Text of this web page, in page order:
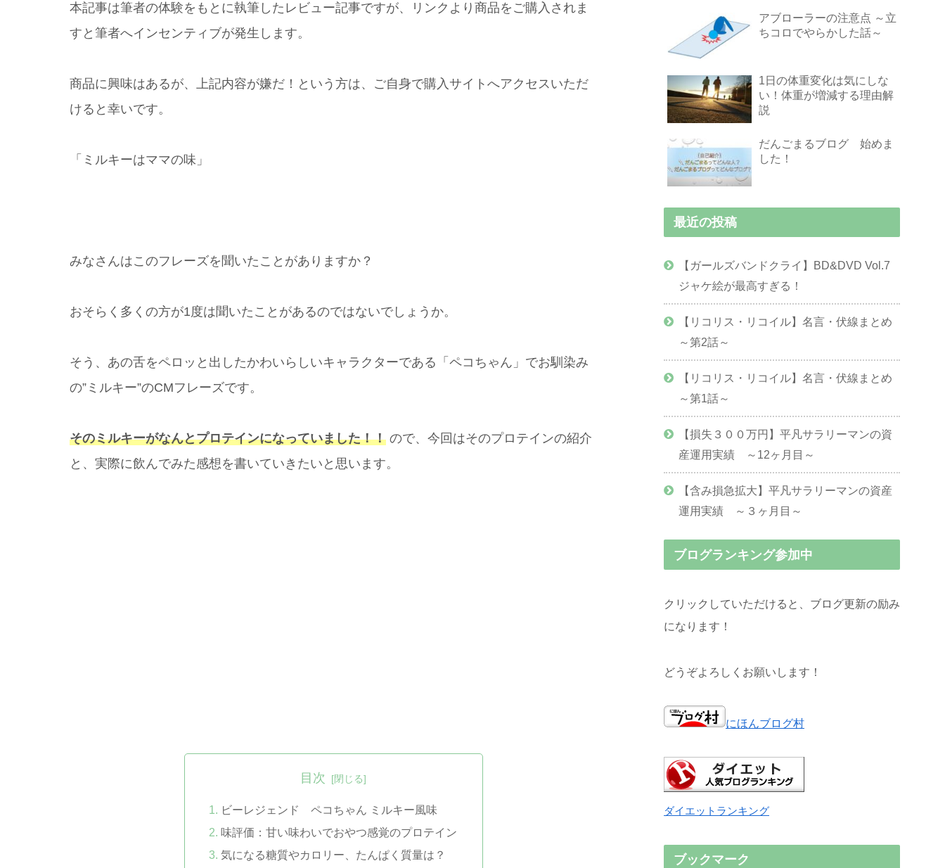
本記事は筆者の体験をもとに執筆したレビュー記事ですが、リンクより商品をご購入されま
すと筆者へインセンティブが発生します。
商品に興味はあるが、上記内容が嫌だ！という方は、ご自身で購入サイトへアクセスいただ
けると幸いです。
「ミルキーはママの味」
みなさんはこのフレーズを聞いたことがありますか？
おそらく多くの方が1度は聞いたことがあるのではないでしょうか。
そう、あの舌をペロッと出したかわいらしいキャラクターである「ペコちゃん」でお馴染み
の”ミルキー”のCMフレーズです。
そのミルキーがなんとプロテインになっていました！！ ので、今回はそのプロテインの紹介
と、実際に飲んでみた感想を書いていきたいと思います。
目次
ビーレジェンド ペコちゃん ミルキー風味
味評価：甘い味わいでおやつ感覚のプロテイン
気になる糖質やカロリー、たんぱく質量は？
アブローラーの注意点 ～立
ちコロでやらかした話～
1日の体重変化は気にしな
い！体重が増減する理由解
説
だんごまるブログ 始めま
した！
最近の投稿
【ガールズバンドクライ】BD&DVD Vol.7
ジャケ絵が最高すぎる！
【リコリス・リコイル】名言・伏線まとめ
～第2話～
【リコリス・リコイル】名言・伏線まとめ
～第1話～
【損失３００万円】平凡サラリーマンの資
産運用実績 ～12ヶ月目～
【含み損急拡大】平凡サラリーマンの資産
運用実績 ～３ヶ月目～
ブログランキング参加中
クリックしていただけると、ブログ更新の励み
になります！
どうぞよろしくお願いします！
にほんブログ村
ダイエットランキング
ブックマーク